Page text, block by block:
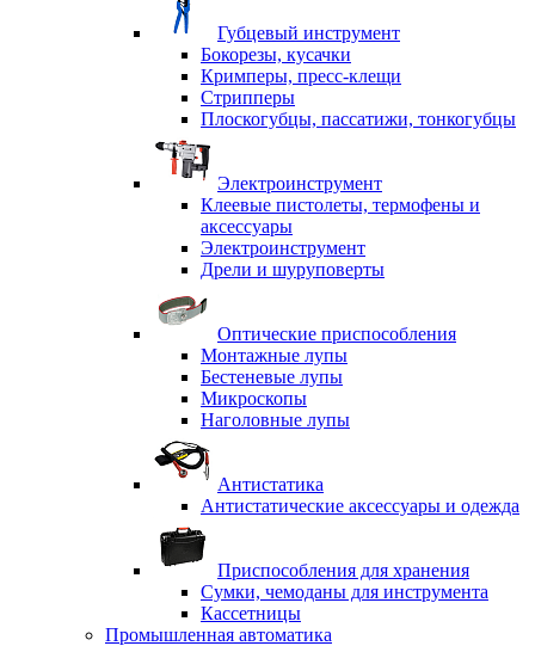
Губцевый инструмент
Бокорезы, кусачки
Кримперы, пресс-клещи
Стрипперы
Плоскогубцы, пассатижи, тонкогубцы
Электроинструмент
Клеевые пистолеты, термофены и
аксессуары
Электроинструмент
Дрели и шуруповерты
Оптические приспособления
Монтажные лупы
Бестеневые лупы
Микроскопы
Наголовные лупы
Антистатика
Антистатические аксессуары и одежда
Приспособления для хранения
Сумки, чемоданы для инструмента
Кассетницы
Промышленная автоматика